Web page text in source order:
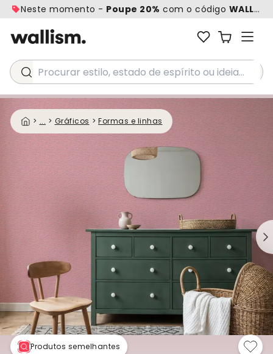
Neste momento - Poupe 20% com o código WALL20
Procurar estilo, estado de espírito ou ideia...
> ... > Gráficos > Formas e linhas
Produtos semelhantes